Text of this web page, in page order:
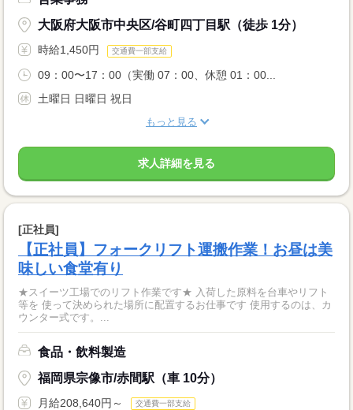
大阪府大阪市中央区/谷町四丁目駅（徒歩 1分）
時給1,450円 交通費一部支給
09：00〜17：00（実働 07：00、休憩 01：00...
土曜日 日曜日 祝日
もっと見る
求人詳細を見る
[正社員]
【正社員】フォークリフト運搬作業！お昼は美
味しい食堂有り
★スイーツ工場でのリフト作業です★ 入荷した原料を台車やリフト
等を 使って決められた場所に配置するお仕事です 使用するのは、カ
ウンター式です。...
食品・飲料製造
福岡県宗像市/赤間駅（車 10分）
月給208,640円～ 交通費一部支給